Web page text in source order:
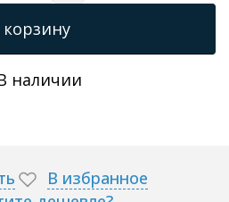
корзину
наличии
В избранное